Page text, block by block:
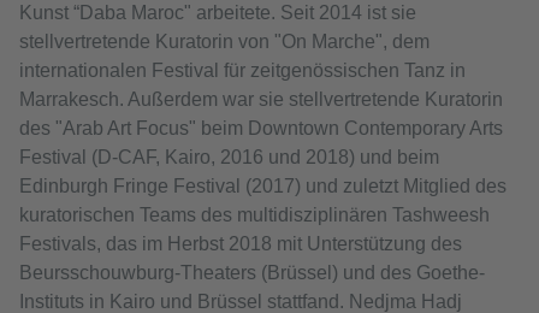
Kunst “Daba Maroc" arbeitete. Seit 2014 ist sie
stellvertretende Kuratorin von "On Marche", dem
internationalen Festival für zeitgenössischen Tanz in
Marrakesch. Außerdem war sie stellvertretende Kuratorin
des "Arab Art Focus" beim Downtown Contemporary Arts
Festival (D-CAF, Kairo, 2016 und 2018) und beim
Edinburgh Fringe Festival (2017) und zuletzt Mitglied des
kuratorischen Teams des multidisziplinären Tashweesh
Festivals, das im Herbst 2018 mit Unterstützung des
Beursschouwburg-Theaters (Brüssel) und des Goethe-
Instituts in Kairo und Brüssel stattfand. Nedjma Hadj